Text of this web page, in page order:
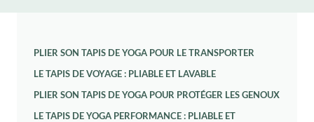
PLIER SON TAPIS DE YOGA POUR LE TRANSPORTER
LE TAPIS DE VOYAGE : PLIABLE ET LAVABLE
PLIER SON TAPIS DE YOGA POUR PROTÉGER LES GENOUX
LE TAPIS DE YOGA PERFORMANCE : PLIABLE ET